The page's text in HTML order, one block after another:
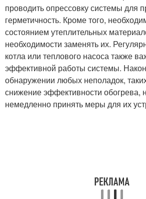
проводить опрессовку системы для
герметичность. Кроме того,
состоянием утеплительных
необходимости заменять их.
котла или теплового насоса также
эффективной работы системы.
обнаружении любых неполадок,
снижение эффективности обогрева,
немедленно принять меры для их